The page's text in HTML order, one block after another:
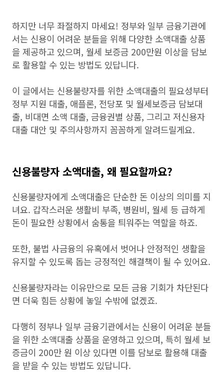
하지만 너무 좌절하지 마세요! 정부와 일부 금융기관에
서는 신용이 어려운 분들을 위해 다양한 소액대출 상품
을 제공하고 있으며, 월세 보증금 200만원 이상을 담보
로 활용할 수 있는 방법도 있답니다.
이 글에서는 신용불량자를 위한 소액대출의 필요성부터
정부 지원 대출, 애플론, 전당포 및 월세보증금 담보대
출, 비대면 소액 대출, 금융권별 상품, 그리고 저신용자
대출 대안 및 주의사항까지 꼼꼼하게 알려드릴게요.
신용불량자 소액대출, 왜 필요할까요?
신용불량자에게 소액대출은 단순한 돈 이상의 의미를 지
녀요. 갑작스러운 생활비 부족, 병원비, 월세 등 급하게
돈이 필요한 상황에서 숨통을 틔워주는 역할을 하죠.
또한, 불법 사금융의 유혹에서 벗어나 안정적인 생활을
유지할 수 있도록 돕는 긍정적인 해결책이 될 수 있어요.
신용불량자라는 이유만으로 모든 금융 기회가 차단된다
면 더욱 힘든 상황에 놓일 수밖에 없겠죠.
다행히 정부나 일부 금융기관에서는 신용이 어려운 분들
을 위한 소액대출 상품을 운영하고 있으며, 특히 월세 보
증금이 200만 원 이상 있다면 이를 담보로 활용해 대출
을 받을 수 있는 방법도 있답니다.